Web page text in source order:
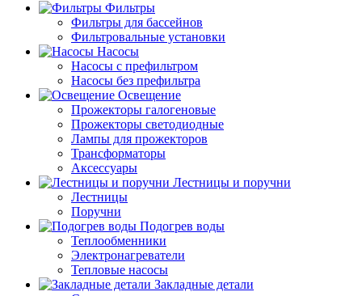
Фильтры
Фильтры для бассейнов
Фильтровальные установки
Насосы
Насосы с префильтром
Насосы без префильтра
Освещение
Прожекторы галогеновые
Прожекторы светодиодные
Лампы для прожекторов
Трансформаторы
Аксессуары
Лестницы и поручни
Лестницы
Поручни
Подогрев воды
Теплообменники
Электронагреватели
Тепловые насосы
Закладные детали